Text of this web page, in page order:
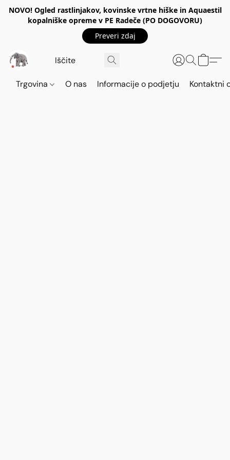
NOVO! Ogled rastlinjakov, kovinske vrtne hiške in Aquaestil
kopalniške opreme v PE Radeče (PO DOGOVORU)
Preveri zdaj
Trgovina O nas Informacije o podjetju Kontaktni